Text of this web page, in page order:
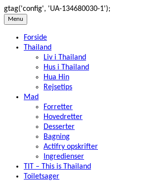
gtag('config', 'UA-134680030-1');
Skip
content
Menu
Forside
Thailand
Liv i Thailand
Hus i Thailand
Hua Hin
Rejsetips
Mad
Forretter
Hovedretter
Desserter
Bagning
Actifry opskrifter
Ingredienser
TIT – This is Thailand
Toiletsager